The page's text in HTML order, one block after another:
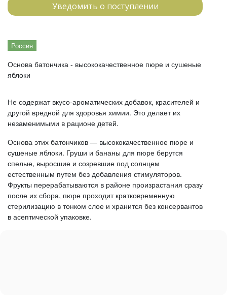
Уведомить о поступлении
Россия
Основа батончика - высококачественное пюре и сушеные
яблоки
Не содержат вкусо-ароматических добавок, красителей и
другой вредной для здоровья химии. Это делает их
незаменимыми в рационе детей.
Основа этих батончиков — высококачественное пюре и
сушеные яблоки. Груши и бананы для пюре берутся
спелые, выросшие и созревшие под солнцем
естественным путем без добавления стимуляторов.
Фрукты перерабатываются в районе произрастания сразу
после их сбора, пюре проходит кратковременную
стерилизацию в тонком слое и хранится без консервантов
в асептической упаковке.